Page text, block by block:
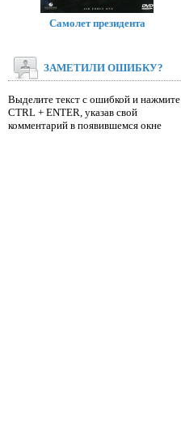
Самолет президента
ЗАМЕТИЛИ ОШИБКУ?
Выделите текст с ошибкой и нажмите
CTRL + ENTER, указав свой
комментарий в появившемся окне